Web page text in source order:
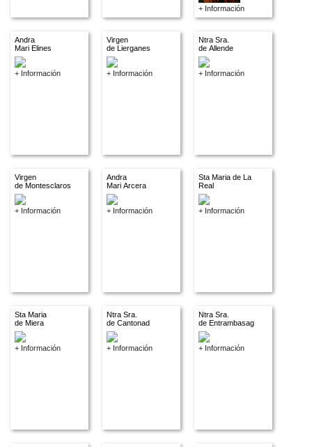
+ Información
Andra
Mari Elines
+ Información
Virgen
de Lierganes
+ Información
Ntra Sra.
de Allende
+ Información
Virgen
de Montesclaros
+ Información
Andra
Mari Arcera
+ Información
Sta Maria de La
Real
+ Información
Sta Maria
de Miera
+ Información
Ntra Sra.
de Cantonad
+ Información
Ntra Sra.
de Entrambasaguas
+ Información